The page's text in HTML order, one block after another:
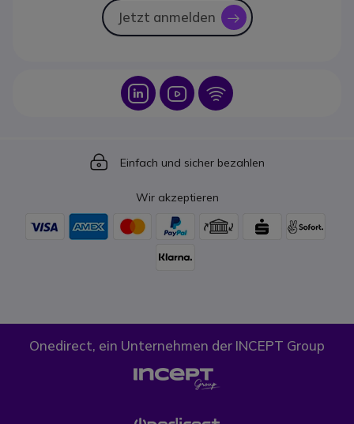
Jetzt anmelden icon
Icon Icon Icon
Icon
Einfach und sicher bezahlen
Wir akzeptieren
Onedirect, ein Unternehmen der INCEPT Group